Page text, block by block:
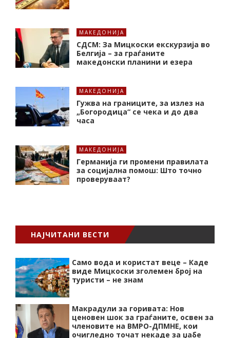
МАКЕДОНИЈА
СДСМ: За Мицкоски екскурзија во
Белгија – за граѓаните
македонски планини и езера
МАКЕДОНИЈА
Гужва на границите, за излез на
„Богородица“ се чека и до два
часа
МАКЕДОНИЈА
Германија ги промени правилата
за социјална помош: Што точно
проверуваат?
НАЈЧИТАНИ ВЕСТИ
Само вода и користат веце – Каде
виде Мицкоски зголемен број на
туристи – не знам
Макрадули за горивата: Нов
ценовен шок за граѓаните, освен за
членовите на ВМРО-ДПМНЕ, кои
очигледно точат некаде за џабе